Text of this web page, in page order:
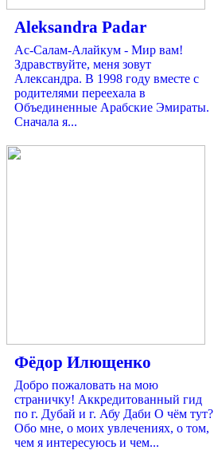
Aleksandra Padar
Ас-Салам-Алайкум - Мир вам!
Здравствуйте, меня зовут
Александра. В 1998 году вместе с
родителями переехала в
Объединенные Арабские Эмираты.
Сначала я...
Фёдор Илющенко
Добро пожаловать на мою
страничку! Аккредитованный гид
по г. Дубай и г. Абу Даби О чём тут?
Обо мне, о моих увлечениях, о том,
чем я интересуюсь и чем...